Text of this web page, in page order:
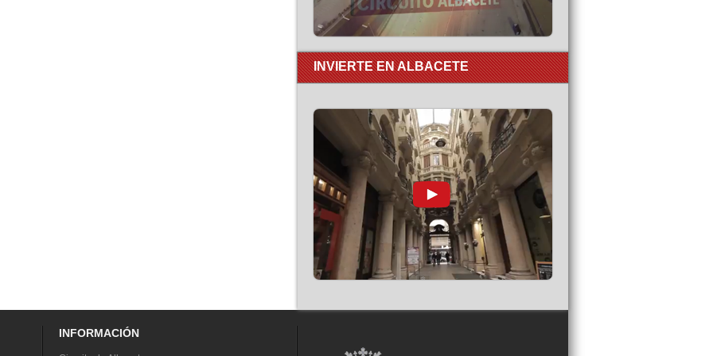
INVIERTE EN ALBACETE
INFORMACIÓN